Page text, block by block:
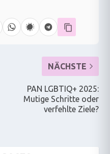
NÄCHSTE
PAN LGBTIQ+ 2025:
Mutige Schritte oder
verfehlte Ziele?